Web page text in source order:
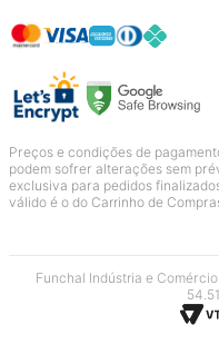
Preços e condições de
podem sofrer alterações sem
exclusiva para pedidos
válido é o do Carrinho de
Funchal Indústria e